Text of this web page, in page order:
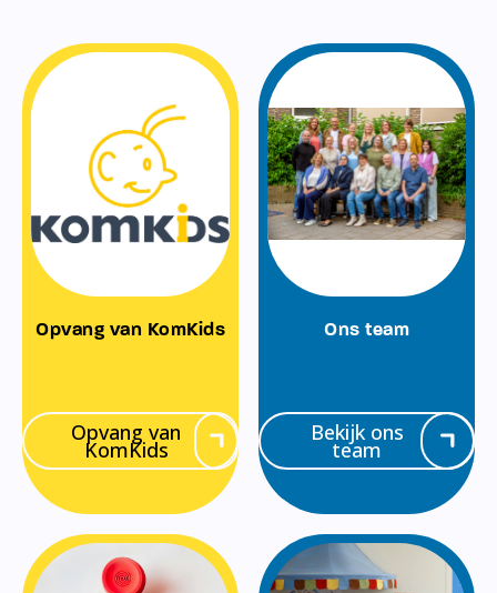
Opvang van KomKids
Opvang van
KomKids
Ons team
Bekijk ons
team